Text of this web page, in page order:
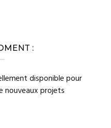
:
disponible pour
nouveaux projets